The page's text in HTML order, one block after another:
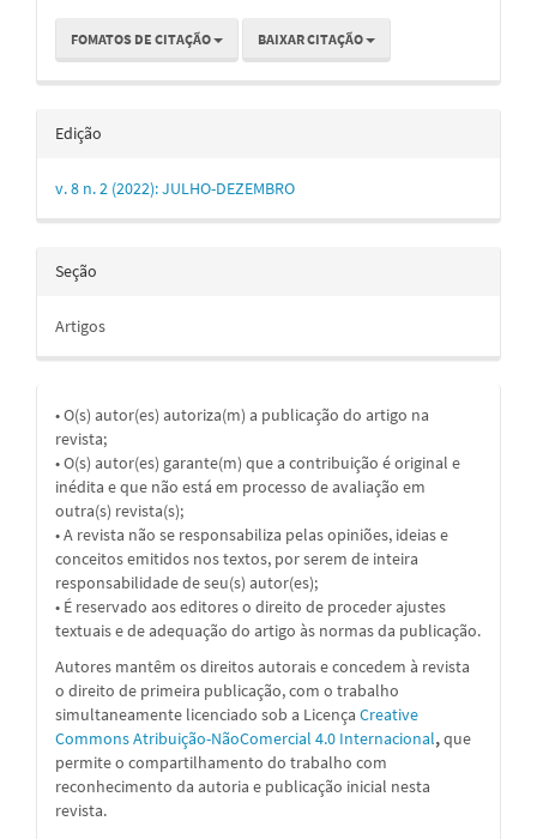
FOMATOS DE CITAÇÃO BAIXAR CITAÇÃO
Edição
v. 8 n. 2 (2022): JULHO-DEZEMBRO
Seção
Artigos
• O(s) autor(es) autoriza(m) a publicação do artigo na
revista;
• O(s) autor(es) garante(m) que a contribuição é original e
inédita e que não está em processo de avaliação em
outra(s) revista(s);
• A revista não se responsabiliza pelas opiniões, ideias e
conceitos emitidos nos textos, por serem de inteira
responsabilidade de seu(s) autor(es);
• É reservado aos editores o direito de proceder ajustes
textuais e de adequação do artigo às normas da publicação.
Autores mantêm os direitos autorais e concedem à revista
o direito de primeira publicação, com o trabalho
simultaneamente licenciado sob a Licença Creative
Commons Atribuição-NãoComercial 4.0 Internacional,que
permite o compartilhamento do trabalho com
reconhecimento da autoria e publicação inicial nesta
revista.